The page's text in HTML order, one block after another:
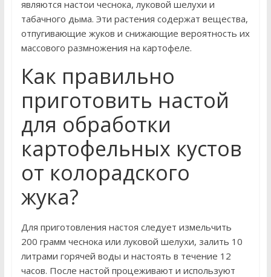
являются настои чеснока, луковой шелухи и
табачного дыма. Эти растения содержат вещества,
отпугивающие жуков и снижающие вероятность их
массового размножения на картофеле.
Как правильно
приготовить настой
для обработки
картофельных кустов
от колорадского
жука?
Для приготовления настоя следует измельчить
200 грамм чеснока или луковой шелухи, залить 10
литрами горячей воды и настоять в течение 12
часов. После настой процеживают и используют